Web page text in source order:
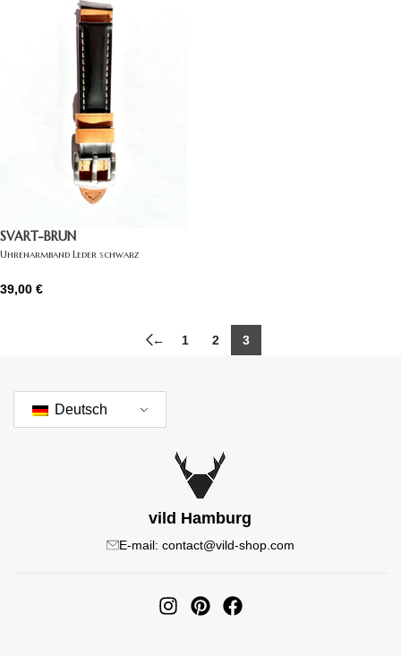
SVART-BRUN
Uhrenarmband Leder schwarz
39,00 €
← 1 2 3
Deutsch
vild Hamburg
E-mail: contact@vild-shop.com